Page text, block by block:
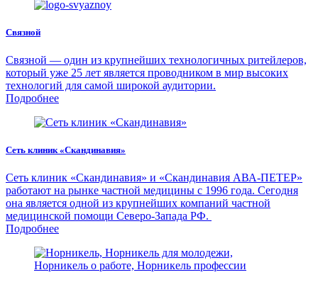
Связной
Связной — один из крупнейших технологичных ритейлеров,
который уже 25 лет является проводником в мир высоких
технологий для самой широкой аудитории.
Подробнее
Сеть клиник «Скандинавия»
Сеть клиник «Скандинавия» и «Скандинавия АВА-ПЕТЕР»
работают на рынке частной медицины с 1996 года. Сегодня
она является одной из крупнейших компаний частной
медицинской помощи Северо-Запада РФ.
Подробнее